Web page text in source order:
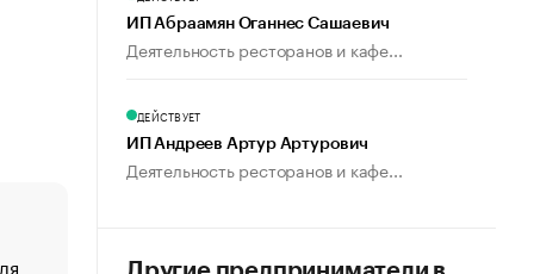
«От спорта тело стареет иначе». Как живет глава
ИП Абраамян Оганнес Сашаевич
Деятельность ресторанов и кафе...
ДЕЙСТВУЕТ
ИП Андреев Артур Артурович
Деятельность ресторанов и кафе...